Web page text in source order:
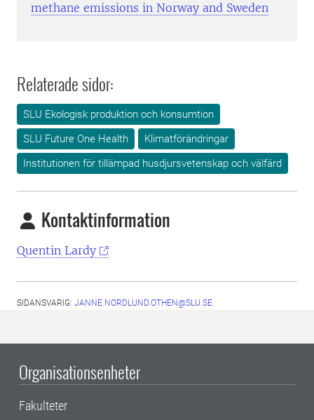
methane emissions in Norway and Sweden
Relaterade sidor:
SLU Ekologisk produktion och konsumtion
SLU Future One Health
Klimatförändringar
Institutionen för tillämpad husdjursvetenskap och välfärd
Kontaktinformation
Quentin Lardy
SIDANSVARIG: JANNE.NORDLUND.OTHEN@SLU.SE
Organisationsenheter
Fakulteter